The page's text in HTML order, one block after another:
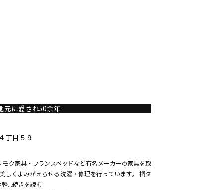
元に愛され50余年
丁目５９
ク家具・フランスベッドなど有名メーカーの家具を取
しくよみがえらせる洗濯・修理を行っています。 桐タ
...続きを読む